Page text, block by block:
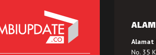
Alamat
No. 35